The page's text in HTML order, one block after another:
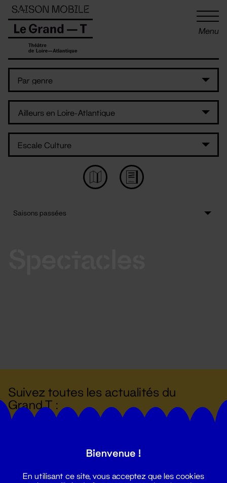
Menu
Suivez toutes les actualités du
Grand T :
Panneau de gestion des cookies
Bienvenue !
En utilisant ce site, vous acceptez que les cookies